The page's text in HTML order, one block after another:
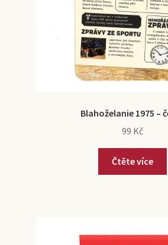
Blahoželanie 1975 –
99 Kč
Čtěte více